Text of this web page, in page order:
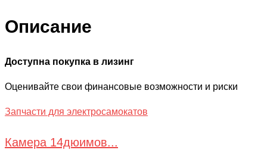
Описание
Доступна покупка в лизинг
Оценивайте свои финансовые возможности и риски
Запчасти для электросамокатов
Камера 14дюимов...